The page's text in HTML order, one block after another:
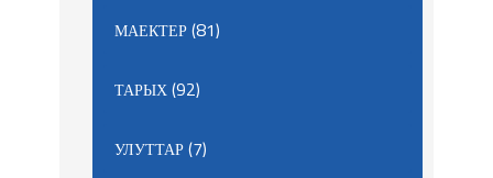
МАЕКТЕР(81)
ТАРЫХ(92)
УЛУТТАР(7)